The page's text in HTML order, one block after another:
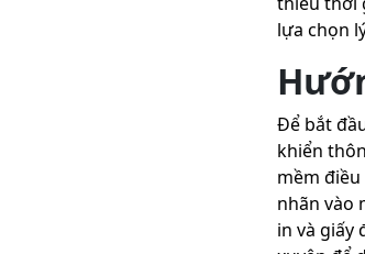
lựa chọn
Để bắt
khiển
mềm
nhãn vào
in và giấy